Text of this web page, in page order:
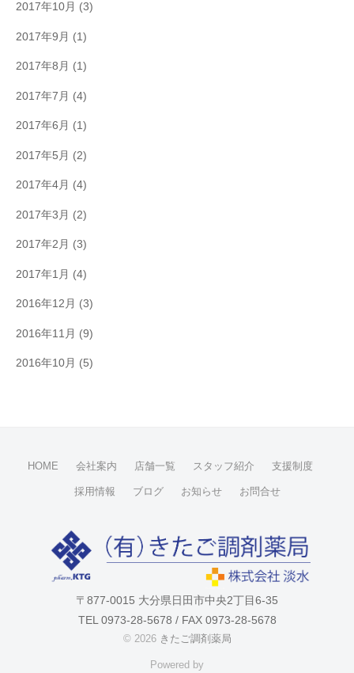
2017年10月 (3)
2017年9月 (1)
2017年8月 (1)
2017年7月 (4)
2017年6月 (1)
2017年5月 (2)
2017年4月 (4)
2017年3月 (2)
2017年2月 (3)
2017年1月 (4)
2016年12月 (3)
2016年11月 (9)
2016年10月 (5)
HOME 会社案内 店舗一覧 スタッフ紹介 支援制度
採用情報 ブログ お知らせ お問合せ
〒877-0015 大分県日田市中央2丁目6-35
TEL 0973-28-5678 / FAX 0973-28-5678
© 2026 きたご調剤薬局
Powered by